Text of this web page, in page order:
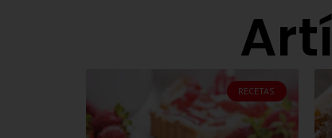
RECETAS